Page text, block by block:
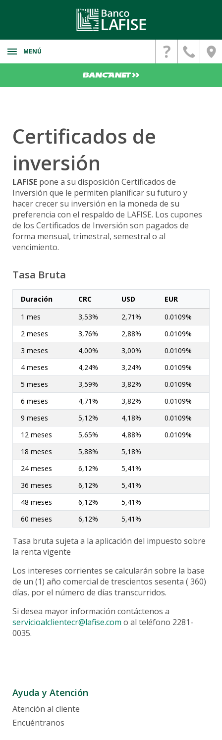
MENÚ
Cuentas Corrientes
Remesas
Promociones
Firma Digital
Registre su promesa de pago aquí
Préstamos
Préstamos de vehículos
Préstamo de vivienda
Canales Alternos
LAFISE Digital
Envío Veloz
ServiRED
Chatbot Lia
Virtual Banking
LafiseID
Banca Seguro
Asistencias
Plan de Protección contra Robo y Fraude
Tarjetas
Tarjetas de crédito
Tarjetas débito
Contratos y Reglamentos
Costos y Tarifarios
Promociones
Mi Salario LAFISE
Monibyte
Servicios Internacionales
Convertidor SINPE-IBAN
Paganet
Poket
Financiamiento
Pagos
Canales Alternos
Tarifario
LAFISE Connect
Inversion
Open Banking
Mi Salario LAFISE
Comercios Afiliados
Inversiones Personalizadas
Cuentas Bancarias
Deposito a Plazo Fijo
LAFISE Portfolio
Planificador Patrimonial
Fideicomiso Patrimonial
Acceso en Línea
BlackDiamond
Préstamo con Garantía de Título de Valores
Préstamo Auto
Préstamos Hipotecarios
Tarjeta de Crédito
Tarjeta Infinite Visa
Seguros
FZT
Bienes Adjudicados
Propiedades
Vehiculos
Certificados de
inversión
LAFISE pone a su disposición Certificados de
Inversión que le permiten planificar su futuro y
hacer crecer su inversión en la moneda de su
preferencia con el respaldo de LAFISE. Los cupones
de los Certificados de Inversión son pagados de
forma mensual, trimestral, semestral o al
vencimiento.
Tasa Bruta
Duración CRC USD
EUR
1 mes
3,53% 2,71%
0.0109%
2 meses
3,76% 2,88%
0.0109%
3 meses
4,00% 3,00%
0.0109%
4 meses
4,24% 3,24%
0.0109%
5 meses
3,59% 3,82%
0.0109%
6 meses
4,71% 3,82%
0.0109%
9 meses
5,12% 4,18%
0.0109%
12 meses
5,65% 4,88%
0.0109%
18 meses
5,88%
5,18%
24 meses
6,12%
5,41%
36 meses
6,12%
5,41%
48 meses
6,12%
5,41%
60 meses
6,12% 5,41%
Tasa bruta sujeta a la aplicación del impuesto sobre
la renta vigente
Los intereses corrientes se calcularán sobre la base
de un (1) año comercial de trescientos sesenta ( 360)
días, por el número de días transcurridos.
Si desea mayor información contáctenos a
servicioalclientecr@lafise.com o al teléfono 2281-
0035.
Ayuda y Atención
Atención al cliente
Encuéntranos